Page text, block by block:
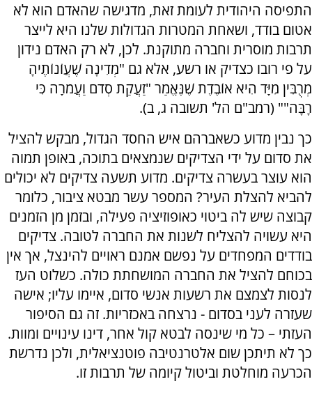
התפיסה היהודית לעומת זאת, מדגישה שהאדם הוא לא
אטום בודד, ושאחת המטרות הגדולות שלנו היא לייצר
תרבות מוסרית וחברה מתוקנת. לכן, לא רק האדם נידון
על פי רובו כצדיק או רשע, אלא גם "מְדִינָה שֶׁעֲוֹנוֹתֶיהָ
מְרֻבִּין מִיָּד הִיא אוֹבֶדֶת שֶׁנֶּאֱמַר "זַעֲקַת סְדֹם וַעֲמֹרָה כִּי
רָבָּה"" (רמב"ם הל' תשובה ג, ב).
כך נבין מדוע כשאברהם איש החסד הגדול, מבקש להציל
את סדום על ידי הצדיקים שנמצאים בתוכה, באופן תמוה
הוא עוצר בעשרה צדיקים. מדוע תשעה צדיקים לא יכולים
להביא להצלת העיר? המספר עשר מבטא ציבור, כלומר
קבוצה שיש לה ביטוי כאופוזיציה פעילה, ובזמן מן הזמנים
היא עשויה להצליח לשנות את החברה לטובה. צדיקים
בודדים המפחדים על נפשם אמנם ראויים להינצל, אך אין
בכוחם להציל את החברה המושחתת כולה. כשלוט העז
לנסות לצמצם את רשעות אנשי סדום, איימו עליו; אישה
שעזרה לעני בסדום - נרצחה באכזריות. זה גם הסיפור
העזתי – כל מי שינסה לבטא קול אחר, דינו עינויים ומוות.
כך לא תיתכן שום אלטרנטיבה פוטנציאלית, ולכן נדרשת
הכרעה מוחלטת וביטול קיומה של תרבות זו.